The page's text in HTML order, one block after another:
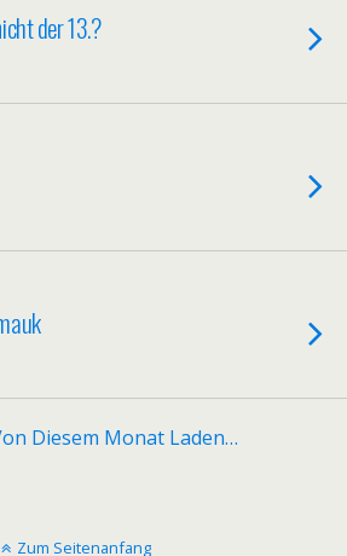
der 13.?
Diesem Monat Laden…
Zum Seitenanfang